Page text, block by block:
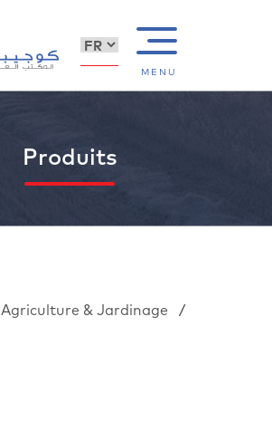
MENU
Produits
Agriculture & Jardinage /